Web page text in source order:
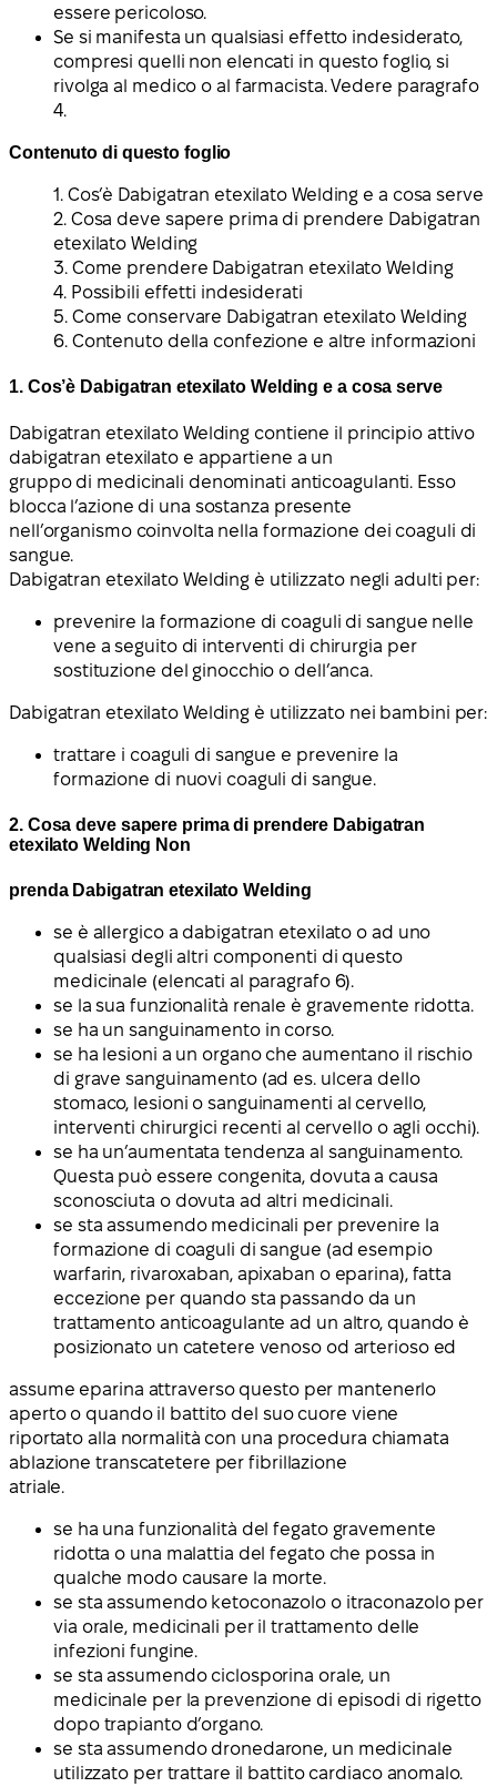
essere pericoloso.
Se si manifesta un qualsiasi effetto indesiderato,
compresi quelli non elencati in questo foglio, si
rivolga al medico o al farmacista. Vedere paragrafo
4.
Contenuto di questo foglio
1. Cos’è Dabigatran etexilato Welding e a cosa serve
2. Cosa deve sapere prima di prendere Dabigatran
etexilato Welding
3. Come prendere Dabigatran etexilato Welding
4. Possibili effetti indesiderati
5. Come conservare Dabigatran etexilato Welding
6. Contenuto della confezione e altre informazioni
1. Cos’è Dabigatran etexilato Welding e a cosa serve
Dabigatran etexilato Welding contiene il principio attivo
dabigatran etexilato e appartiene a un
gruppo di medicinali denominati anticoagulanti. Esso
blocca l’azione di una sostanza presente
nell’organismo coinvolta nella formazione dei coaguli di
sangue.
Dabigatran etexilato Welding è utilizzato negli adulti per:
prevenire la formazione di coaguli di sangue nelle
vene a seguito di interventi di chirurgia per
sostituzione del ginocchio o dell’anca.
Dabigatran etexilato Welding è utilizzato nei bambini per:
trattare i coaguli di sangue e prevenire la
formazione di nuovi coaguli di sangue.
2. Cosa deve sapere prima di prendere Dabigatran
etexilato Welding Non
prenda Dabigatran etexilato Welding
se è allergico a dabigatran etexilato o ad uno
qualsiasi degli altri componenti di questo
medicinale (elencati al paragrafo 6).
se la sua funzionalità renale è gravemente ridotta.
se ha un sanguinamento in corso.
se ha lesioni a un organo che aumentano il rischio
di grave sanguinamento (ad es. ulcera dello
stomaco, lesioni o sanguinamenti al cervello,
interventi chirurgici recenti al cervello o agli occhi).
se ha un’aumentata tendenza al sanguinamento.
Questa può essere congenita, dovuta a causa
sconosciuta o dovuta ad altri medicinali.
se sta assumendo medicinali per prevenire la
formazione di coaguli di sangue (ad esempio
warfarin, rivaroxaban, apixaban o eparina), fatta
eccezione per quando sta passando da un
trattamento anticoagulante ad un altro, quando è
posizionato un catetere venoso od arterioso ed
assume eparina attraverso questo per mantenerlo
aperto o quando il battito del suo cuore viene
riportato alla normalità con una procedura chiamata
ablazione transcatetere per fibrillazione
atriale.
se ha una funzionalità del fegato gravemente
ridotta o una malattia del fegato che possa in
qualche modo causare la morte.
se sta assumendo ketoconazolo o itraconazolo per
via orale, medicinali per il trattamento delle
infezioni fungine.
se sta assumendo ciclosporina orale, un
medicinale per la prevenzione di episodi di rigetto
dopo trapianto d’organo.
se sta assumendo dronedarone, un medicinale
utilizzato per trattare il battito cardiaco anomalo.